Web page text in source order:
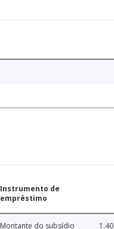
Instrumento de
empréstimo
Montante do subsídio 1.40